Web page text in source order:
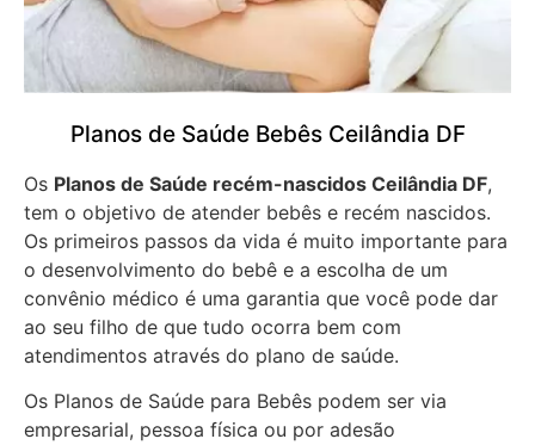
Planos de Saúde Bebês Ceilândia DF
Os Planos de Saúde recém-nascidos Ceilândia DF,
tem o objetivo de atender bebês e recém nascidos.
Os primeiros passos da vida é muito importante para
o desenvolvimento do bebê e a escolha de um
convênio médico é uma garantia que você pode dar
ao seu filho de que tudo ocorra bem com
atendimentos através do plano de saúde.
Os Planos de Saúde para Bebês podem ser via
empresarial, pessoa física ou por adesão